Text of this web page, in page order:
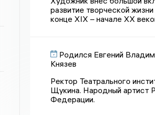
развитие творческой
конце XIX – начале XX
Родился Евгений
Князев
Ректор Театрального
Щукина. Народный артист
Федерации.